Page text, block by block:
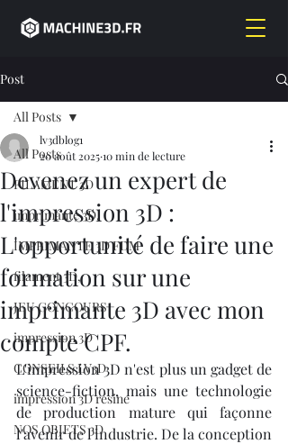
Post
All Posts
FILAMENT 3D
imprimante 3D,
IMPRIMANTE 3D FDM
filament 3D,
JEU CONCOURS
impression 3D
CONSEILS LV3D
impression 3D résine
NOS OBJETS 3D
All Posts
Devenez un expert de
l'impression 3D :
L'opportunité de faire une
formation sur une
imprimante 3D avec mon
compte CPF.
lv3dblog1
20 août 202510 min de lecture
L'impression 3D n'est plus un gadget de
science-fiction, mais une technologie
de production mature qui façonne
l'avenir de l'industrie. De la conception